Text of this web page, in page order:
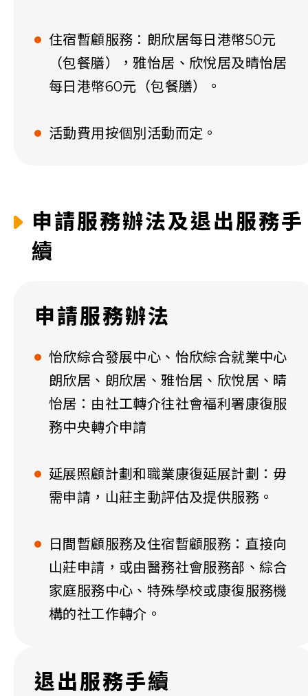
住宿暫顧服務：朗欣居每日港幣50元
（包餐膳），雅怡居、欣悅居及晴怡居
每日港幣60元（包餐膳）。
活動費用按個別活動而定。
申請服務辦法及退出服務手
續
申請服務辦法
怡欣綜合發展中心、怡欣綜合就業中心
朗欣居、朗欣居、雅怡居、欣悅居、晴
怡居：由社工轉介往社會福利署康復服
務中央轉介申請
延展照顧計劃和職業康復延展計劃：毋
需申請，山莊主動評估及提供服務。
日間暫顧服務及住宿暫顧服務：直接向
山莊申請，或由醫務社會服務部、綜合
家庭服務中心、特殊學校或康復服務機
構的社工作轉介。
退出服務手續